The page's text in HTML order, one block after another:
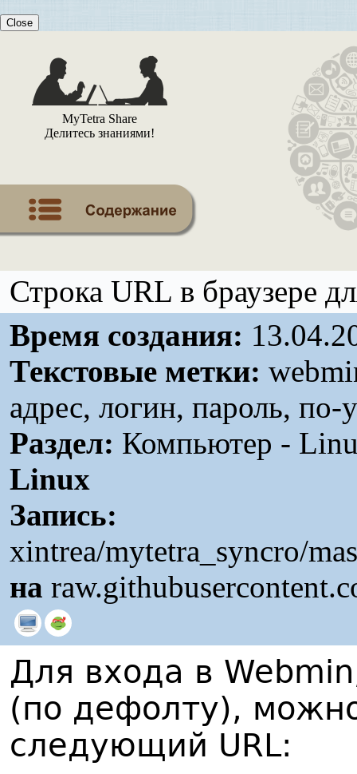
Close
MyTetra Share
Делитесь знаниями!
Строка URL в браузере
Время создания:
Текстовые метки:
адрес, логин, пароль,
Раздел: Компьютер -
Linux
Запись:
xintrea/mytetra_syncro/
на
Для входа в
(по дефолту),
следующий URL: